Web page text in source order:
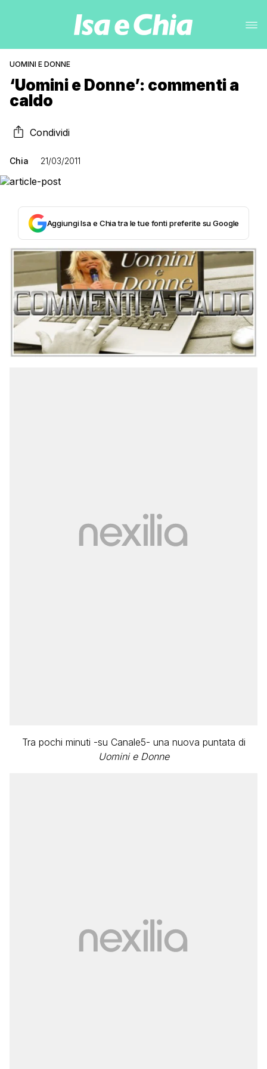
UOMINI E DONNE
‘Uomini e Donne’: commenti a
caldo
Condividi
Chia 21/03/2011
Aggiungi Isa e Chia tra le tue fonti preferite su Google
Tra pochi minuti -su Canale5- una nuova puntata di
Uomini e Donne